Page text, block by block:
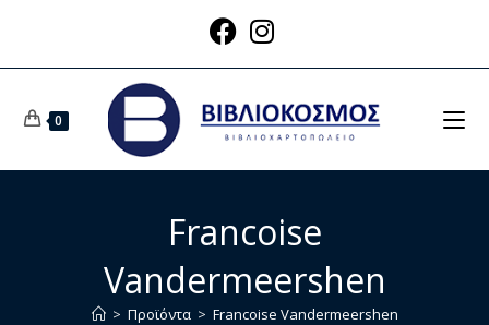
0
Francoise
Vandermeershen
> Προϊόντα > Francoise Vandermeershen